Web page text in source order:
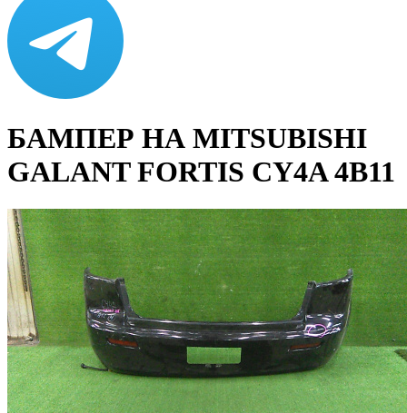
БАМПЕР НА MITSUBISHI
GALANT FORTIS CY4A 4B11